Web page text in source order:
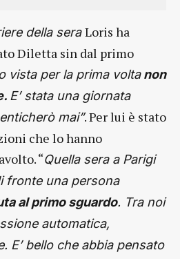
della seraLoris ha
Diletta sin dal primo
vista per la prima voltanon
E’ stata una giornata
mai”. Per lui è stato
che lo hanno
“Quella sera a Parigi
fronte una persona
al primo sguardo. Tra noi
automatica,
E’ bello che abbia pensato